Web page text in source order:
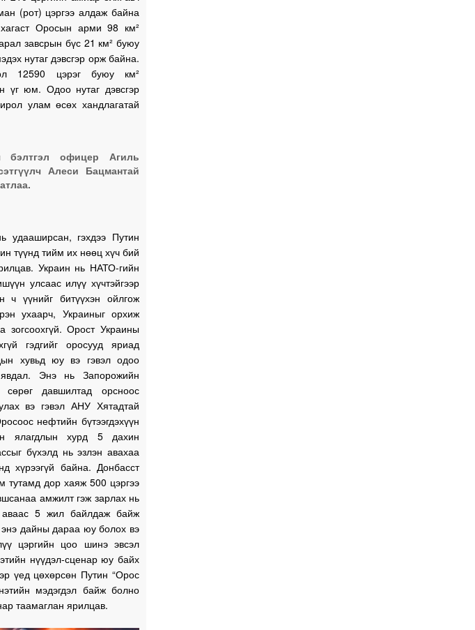
(рот) цэргээ алдаж байна
Оросын арми 98 км²
завсрын бүс 21 км² буюу
нутаг дэвсгэр орж байна.
12590 цэрэг буюу км²
үг юм. Одоо нутаг дэвсгэр
улам өсөх хандлагатай
бэлтгэл офицер Агиль
Алеси Бацмантай
удааширсан, гэхдээ Путин
түүнд тийм их нөөц хүч бий
Украин нь НАТО-гийн
улсаас илүү хүчтэйгээр
ч үүнийг битүүхэн ойлгож
ухаарч, Украиныг орхиж
зогсоохгүй. Орост Украины
гэдгийг оросууд яриад
хувьд юу вэ гэвэл одоо
явдал. Энэ нь Запорожийн
сөрөг давшилтад орсноос
вэ гэвэл АНУ Хятадтай
нефтийн бүтээгдэхүүн
ялагдлын хурд 5 дахин
бүхэлд нь эзлэн авахаа
хүрээгүй байна. Донбасст
тутамд дор хаяж 500 цэргээ
амжилт гэж зарлах нь
аваас 5 жил байлдаж байж
дайны дараа юу болох вэ
цэргийн цоо шинэ эвсэл
нүүдэл-сценар юу байх
үед цөхөрсөн Путин “Орос
мэдэгдэл байж болно
таамаглан ярилцав.